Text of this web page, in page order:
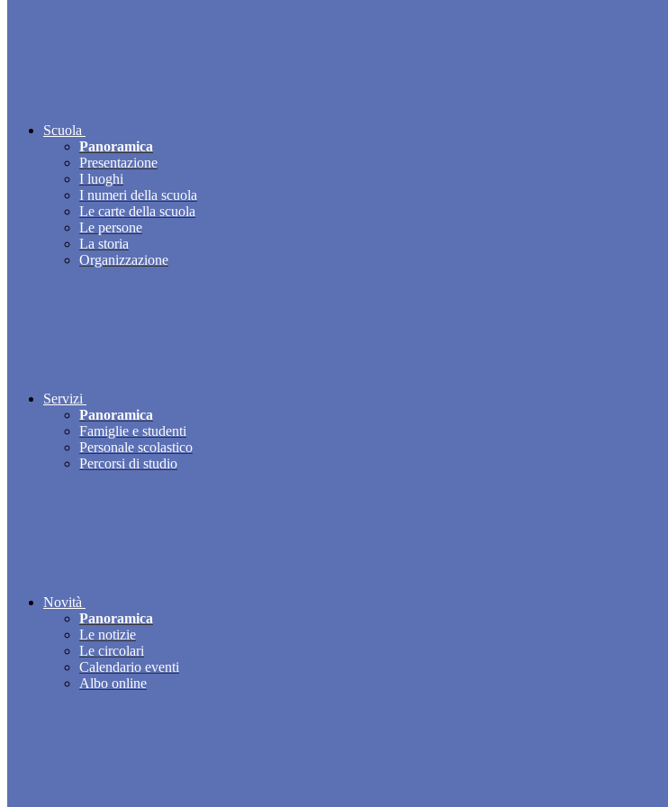
Scuola
Panoramica
Presentazione
I luoghi
I numeri della scuola
Le carte della scuola
Le persone
La storia
Organizzazione
Servizi
Panoramica
Famiglie e studenti
Personale scolastico
Percorsi di studio
Novità
Panoramica
Le notizie
Le circolari
Calendario eventi
Albo online